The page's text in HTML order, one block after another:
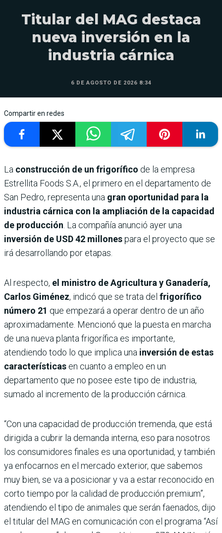
Titular del MAG destaca
nueva inversión en la
industria cárnica
6 DE AGOSTO DE 2026 8:34
Compartir en redes
La construcción de un frigorífico de la empresa
Estrellita Foods S.A., el primero en el departamento de
San Pedro, representa una gran oportunidad para la
industria cárnica con la ampliación de la capacidad
de producción. La compañía anunció ayer una
inversión de USD 42 millonespara el proyecto que se
irá desarrollando por etapas.
Al respecto, el ministro de Agricultura y Ganadería,
Carlos Giménez, indicó que se trata del frigorífico
número 21 que empezará a operar dentro de un año
aproximadamente. Mencionó que la puesta en marcha
de una nueva planta frigorífica es importante,
atendiendo todo lo que implica una inversión de estas
características en cuanto a empleo en un
departamento que no posee este tipo de industria,
sumado al incremento de la producción cárnica.
“Con una capacidad de producción tremenda, que está
dirigida a cubrir la demanda interna, eso para nosotros
los consumidores finales es una oportunidad, y también
ya enfocarnos en el mercado exterior, que sabemos
muy bien, se va a posicionar y va a estar reconocido en
corto tiempo por la calidad de producción premium”,
atendiendo el tipo de animales que serán faenados, dijo
el titular del MAG en comunicación con el programa “Así